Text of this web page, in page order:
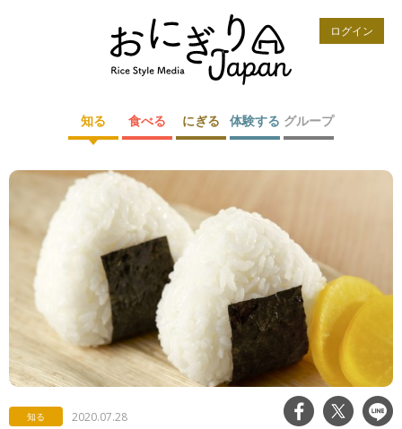
ログイン
知る 食べる にぎる 体験する グループ
知る 2020.07.28